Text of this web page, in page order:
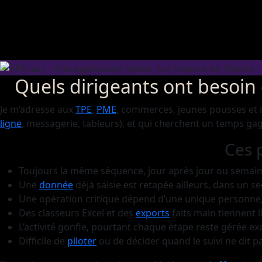
Quels dirigeants ont
Je m’adresse auxTPE, PME, commerces, jeunes pousses
ligne, messagerie, tableurs), et qui cherchent un temps
Ces
Toujours la même séquence, jour après jour ou
Une donnée déjà saisie est retapée ailleurs, dans un
Une opération critique dépend d’une unique
Des classeurs Excel et des exports faits main tiennent
L’activité gonfle, pourtant chaque étape reste gérée
Difficile de piloter ou de décider quand le suivi ne dit